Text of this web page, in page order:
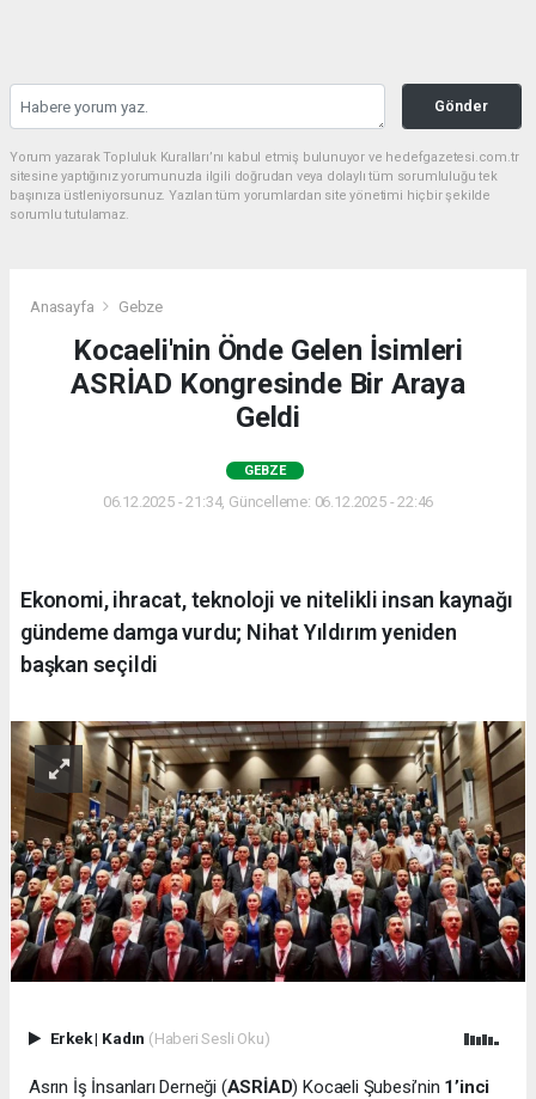
Gönder
Yorum yazarak Topluluk Kuralları’nı kabul etmiş bulunuyor ve hedefgazetesi.com.tr
sitesine yaptığınız yorumunuzla ilgili doğrudan veya dolaylı tüm sorumluluğu tek
başınıza üstleniyorsunuz. Yazılan tüm yorumlardan site yönetimi hiçbir şekilde
sorumlu tutulamaz.
Anasayfa Gebze
Kocaeli'nin Önde Gelen İsimleri
ASRİAD Kongresinde Bir Araya
Geldi
GEBZE
06.12.2025 - 21:34, Güncelleme: 06.12.2025 - 22:46
Ekonomi, ihracat, teknoloji ve nitelikli insan kaynağı
gündeme damga vurdu; Nihat Yıldırım yeniden
başkan seçildi
Erkek| Kadın (Haberi Sesli Oku)
Asrın İş İnsanları Derneği (ASRİAD) Kocaeli Şubesi’nin 1’inci